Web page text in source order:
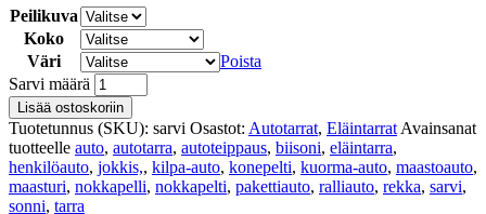
Peilikuva
Koko
Väri
Poista
Sarvi määrä
Lisää ostoskoriin
Tuotetunnus (SKU): sarvi Osastot: Autotarrat, Eläintarrat Avainsanat
tuotteelle auto, autotarra, autoteippaus, biisoni, eläintarra,
henkilöauto, jokkis,, kilpa-auto, konepelti, kuorma-auto, maastoauto,
maasturi, nokkapelli, nokkapelti, pakettiauto, ralliauto, rekka, sarvi,
sonni, tarra